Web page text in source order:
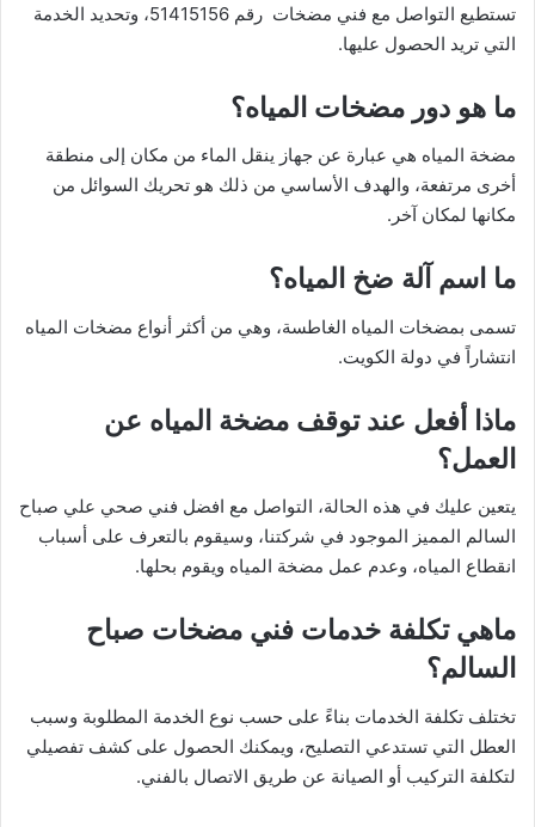
تستطيع التواصل مع فني مضخات رقم 51415156، وتحديد الخدمة
التي تريد الحصول عليها.
ما هو دور مضخات المياه؟
مضخة المياه هي عبارة عن جهاز ينقل الماء من مكان إلى منطقة
أخرى مرتفعة، والهدف الأساسي من ذلك هو تحريك السوائل من
مكانها لمكان آخر.
ما اسم آلة ضخ المياه؟
تسمى بمضخات المياه الغاطسة، وهي من أكثر أنواع مضخات المياه
انتشاراً في دولة الكويت.
ماذا أفعل عند توقف مضخة المياه عن
العمل؟
يتعين عليك في هذه الحالة، التواصل مع افضل فني صحي علي صباح
السالم المميز الموجود في شركتنا، وسيقوم بالتعرف على أسباب
انقطاع المياه، وعدم عمل مضخة المياه ويقوم بحلها.
ماهي تكلفة خدمات فني مضخات صباح
السالم؟
تختلف تكلفة الخدمات بناءً على حسب نوع الخدمة المطلوبة وسبب
العطل التي تستدعي التصليح، ويمكنك الحصول على كشف تفصيلي
لتكلفة التركيب أو الصيانة عن طريق الاتصال بالفني.